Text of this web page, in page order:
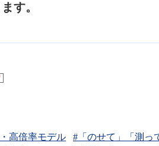
す。
高倍率モデル #「のせて」「測っ